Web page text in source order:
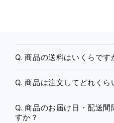
た
た
み
可
能
Q. 商品の送料はいくらです
Q. 商品は注文してどれくら
Q. 商品のお届け日・配送間
すか？